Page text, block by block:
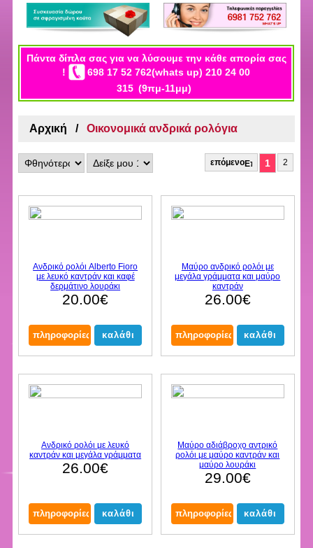
Πάντα δίπλα σας για να λύσουμε την κάθε απορία σας
!
698 17 52 762(whats up) 210 24 00
315 (9πμ-11μμ)
Αρχική Οικονομικά ανδρικά ρολόγια
2
1
επόμενο
Ανδρικό ρολόι Alberto Fioro
με λευκό καντράν και καφέ
δερμάτινο λουράκι
20.00€
Μαύρο ανδρικό ρολόι με
μεγάλα γράμματα και μαύρο
καντράν
26.00€
Ανδρικό ρολόι με λευκό
καντράν και μεγάλα γράμματα
26.00€
Μαύρο αδιάβροχο αντρικό
ρολόι με μαύρο καντράν και
μαύρο λουράκι
29.00€